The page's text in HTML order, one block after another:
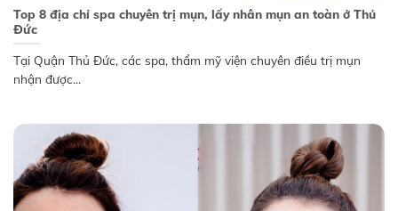
Top 8 địa chỉ spa chuyên trị mụn, lấy nhân mụn an toàn ở Thủ
Đức
Tại Quận Thủ Đức, các spa, thẩm mỹ viện chuyên điều trị mụn
nhận được...